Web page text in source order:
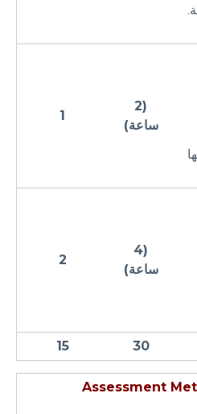
(2
ساعة)
1
(4
ساعة)
2
30
15
Assessment